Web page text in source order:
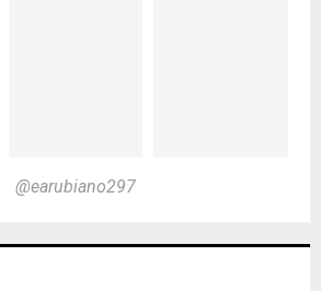
@earubiano297